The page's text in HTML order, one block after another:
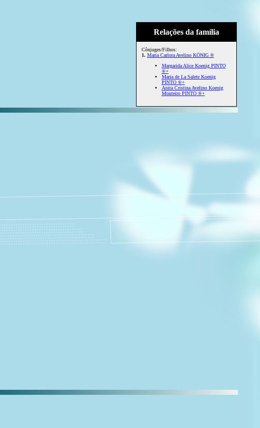
Relações da família
Cônjuges/Filhos:
1. Maria Carlota Avelino KÖNIG ®
Margarida Alice Koenig PINTO
®+
Maria de La Salete Koenig
PINTO ®+
Anita Cristina Avelino Koenig
Monteiro PINTO ®+